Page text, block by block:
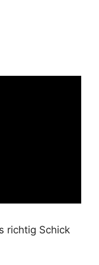
richtig Schick